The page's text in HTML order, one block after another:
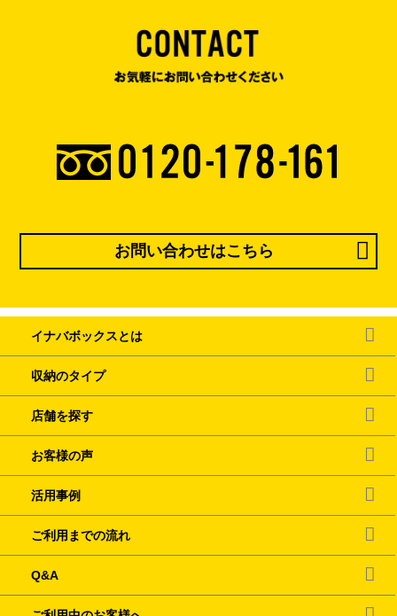
お問い合わせはこちら
イナバボックスとは
収納のタイプ
店舗を探す
お客様の声
活用事例
ご利用までの流れ
Q&A